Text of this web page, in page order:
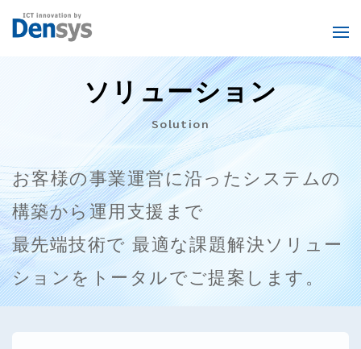
ソリューション
Solution
お客様の事業運営に沿ったシステムの
構築から運用支援まで
最先端技術で 最適な課題解決ソリュー
ションをトータルでご提案します。